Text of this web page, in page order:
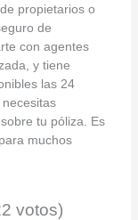
propietarios o
de
con agentes
y tiene
las 24
tu póliza. Es
muchos
votos)